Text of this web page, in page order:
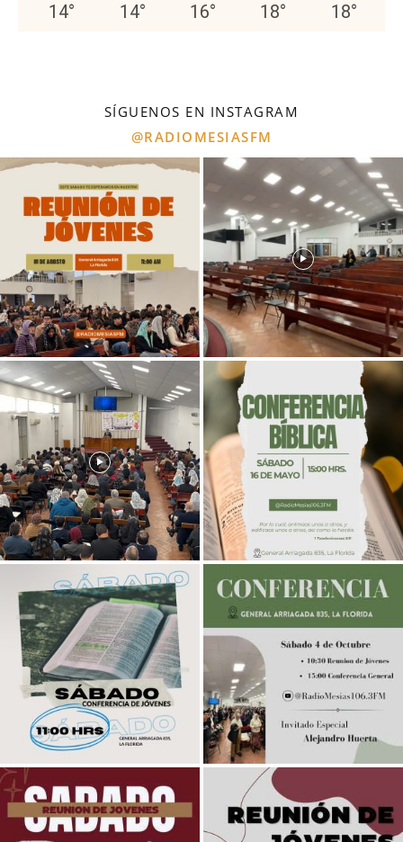
14° 14° 16° 18° 18°
SÍGUENOS EN INSTAGRAM
@RADIOMESIASFM